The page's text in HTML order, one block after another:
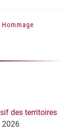
Hommage
des territoires
2026